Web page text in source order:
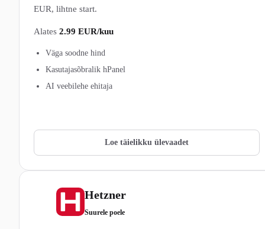
EUR, lihtne start.
Alates 2.99 EUR/kuu
Väga soodne hind
Kasutajasõbralik hPanel
AI veebilehe ehitaja
Loe täielikku ülevaadet
Hetzner
Suurele poele